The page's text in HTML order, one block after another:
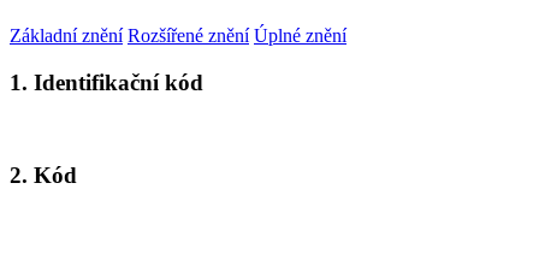
Základní znění Rozšířené znění Úplné znění
1. Identifikační kód
2. Kód